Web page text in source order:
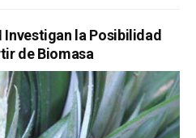
Investigan la Posibilidad
de Biomasa